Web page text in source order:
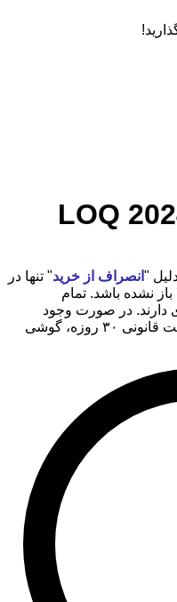
" انصراف از خرید" تنها در
نشده باشد. تمام
در صورت وجود
مشکل رجیستری، می‌توانید بعد از مهلت قانونی ۳۰ روزه، گوشی